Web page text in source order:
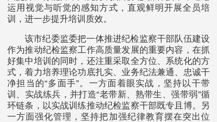
运用视觉与听觉的感知方式，直观鲜明开展全员培
训，进一步提升培训质效。
该市纪委监委把一体推进纪检监察干部队伍建设
作为推动纪检监察工作高质量发展的重要内容，在抓
好集中培训的同时，还注重采取全方位、系统化的方
式，着力培养理论功底扎实、业务纪法兼通、忠诚干
净担当的“多面手”。一方面着眼实战，坚持以干带
训、实战练兵，并打造“老带新、熟带生、强带弱”循
环链条，以实战训练推动纪检监察干部既专且博。另
一方面强化管理，坚持把加强纪律教育摆在突出位